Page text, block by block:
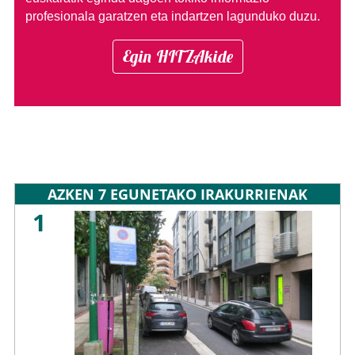
profesionala garatzen eta indartzen lagunduko duzu.
Egin HITZAkide
AZKEN 7 EGUNETAKO IRAKURRIENAK
1